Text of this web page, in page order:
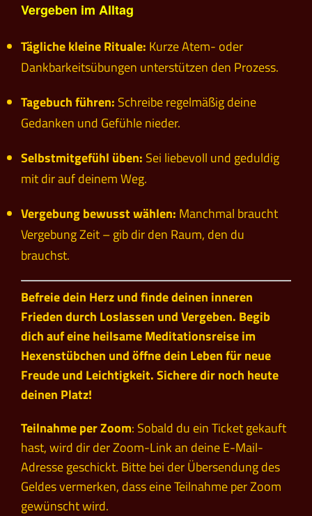
Vergeben im Alltag
Tägliche kleine Rituale: Kurze Atem- oder
Dankbarkeitsübungen unterstützen den Prozess.
Tagebuch führen: Schreibe regelmäßig deine
Gedanken und Gefühle nieder.
Selbstmitgefühl üben: Sei liebevoll und geduldig
mit dir auf deinem Weg.
Vergebung bewusst wählen: Manchmal braucht
Vergebung Zeit – gib dir den Raum, den du
brauchst.
Befreie dein Herz und finde deinen inneren
Frieden durch Loslassen und Vergeben. Begib
dich auf eine heilsame Meditationsreise im
Hexenstübchen und öffne dein Leben für neue
Freude und Leichtigkeit. Sichere dir noch heute
deinen Platz!
Teilnahme per Zoom: Sobald du ein Ticket gekauft
hast, wird dir der Zoom-Link an deine E-Mail-
Adresse geschickt. Bitte bei der Übersendung des
Geldes vermerken, dass eine Teilnahme per Zoom
gewünscht wird.